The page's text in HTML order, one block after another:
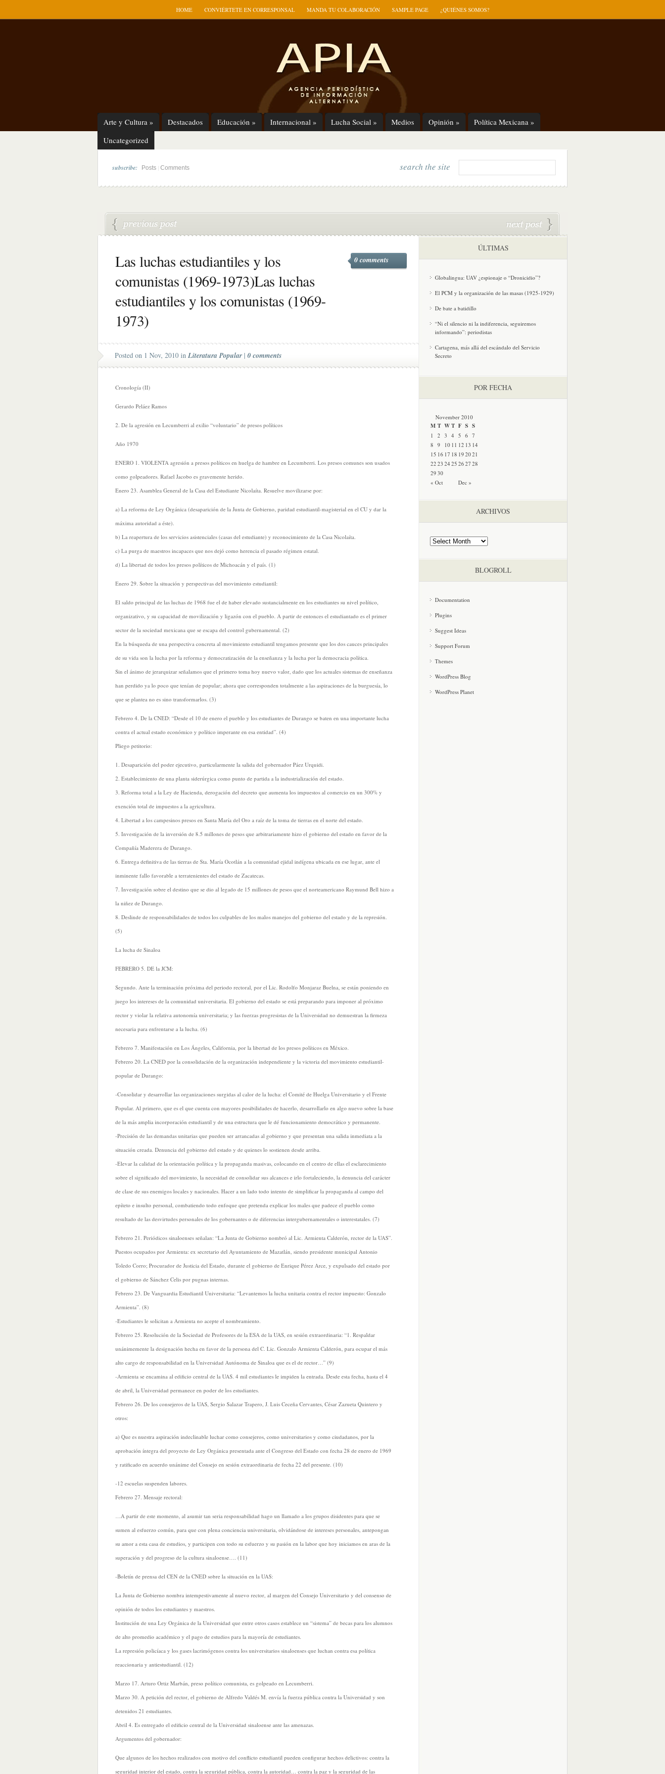
HOME CONVIÉRTETE EN CORRESPONSAL MANDA TU COLABORACIÓN SAMPLE PAGE ¿QUIÉNES SOMOS?
Arte y Cultura » Destacados Educación » Internacional » Lucha Social » Medios Opinión » Política Mexicana »
Uncategorized
subscribe: Posts Comments search the site
Las luchas estudiantiles y los
comunistas (1969-1973)Las luchas
estudiantiles y los comunistas (1969-
1973)
0 comments
Posted on 1 Nov, 2010 in Literatura Popular| 0 comments
Cronología (II)
Gerardo Peláez Ramos
2. De la agresión en Lecumberri al exilio “voluntario” de presos políticos
Año 1970
ENERO 1. VIOLENTA agresión a presos políticos en huelga de hambre en Lecumberri. Los presos comunes son usados
como golpeadores. Rafael Jacobo es gravemente herido.
Enero 23. Asamblea General de la Casa del Estudiante Nicolaíta. Resuelve movilizarse por:
a) La reforma de Ley Orgánica (desaparición de la Junta de Gobierno, paridad estudiantil-magisterial en el CU y dar la
máxima autoridad a éste).
b) La reapertura de los servicios asistenciales (casas del estudiante) y reconocimiento de la Casa Nicolaíta.
c) La purga de maestros incapaces que nos dejó como herencia el pasado régimen estatal.
d) La libertad de todos los presos políticos de Michoacán y el país. (1)
Enero 29. Sobre la situación y perspectivas del movimiento estudiantil:
El saldo principal de las luchas de 1968 fue el de haber elevado sustancialmente en los estudiantes su nivel político,
organizativo, y su capacidad de movilización y ligazón con el pueblo. A partir de entonces el estudiantado es el primer
sector de la sociedad mexicana que se escapa del control gubernamental. (2)
En la búsqueda de una perspectiva concreta al movimiento estudiantil tengamos presente que los dos cauces principales
de su vida son la lucha por la reforma y democratización de la enseñanza y la lucha por la democracia política.
Sin el ánimo de jerarquizar señalamos que el primero toma hoy nuevo valor, dado que los actuales sistemas de enseñanza
han perdido ya lo poco que tenían de popular; ahora que corresponden totalmente a las aspiraciones de la burguesía, lo
que se plantea no es sino transformarlos. (3)
Febrero 4. De la CNED: “Desde el 10 de enero el pueblo y los estudiantes de Durango se baten en una importante lucha
contra el actual estado económico y político imperante en esa entidad”. (4)
Pliego petitorio:
1. Desaparición del poder ejecutivo, particularmente la salida del gobernador Páez Urquidi.
2. Establecimiento de una planta siderúrgica como punto de partida a la industrialización del estado.
3. Reforma total a la Ley de Hacienda, derogación del decreto que aumenta los impuestos al comercio en un 300% y
exención total de impuestos a la agricultura.
4. Libertad a los campesinos presos en Santa María del Oro a raíz de la toma de tierras en el norte del estado.
5. Investigación de la inversión de 8.5 millones de pesos que arbitrariamente hizo el gobierno del estado en favor de la
Compañía Maderera de Durango.
6. Entrega definitiva de las tierras de Sta. María Ocotlán a la comunidad ejidal indígena ubicada en ese lugar, ante el
inminente fallo favorable a terratenientes del estado de Zacatecas.
7. Investigación sobre el destino que se dio al legado de 15 millones de pesos que el norteamericano Raymund Bell hizo a
la niñez de Durango.
8. Deslinde de responsabilidades de todos los culpables de los malos manejos del gobierno del estado y de la represión.
(5)
La lucha de Sinaloa
FEBRERO 5. DE la JCM:
Segundo. Ante la terminación próxima del periodo rectoral, por el Lic. Rodolfo Monjaraz Buelna, se están poniendo en
juego los intereses de la comunidad universitaria. El gobierno del estado se está preparando para imponer al próximo
rector y violar la relativa autonomía universitaria; y las fuerzas progresistas de la Universidad no demuestran la firmeza
necesaria para enfrentarse a la lucha. (6)
Febrero 7. Manifestación en Los Ángeles, California, por la libertad de los presos políticos en México.
Febrero 20. La CNED por la consolidación de la organización independiente y la victoria del movimiento estudiantil-
popular de Durango:
-Consolidar y desarrollar las organizaciones surgidas al calor de la lucha: el Comité de Huelga Universitario y el Frente
Popular. Al primero, que es el que cuenta con mayores posibilidades de hacerlo, desarrollarlo en algo nuevo sobre la base
de la más amplia incorporación estudiantil y de una estructura que le dé funcionamiento democrático y permanente.
-Precisión de las demandas unitarias que pueden ser arrancadas al gobierno y que presentan una salida inmediata a la
situación creada. Denuncia del gobierno del estado y de quienes lo sostienen desde arriba.
-Elevar la calidad de la orientación política y la propaganda masivas, colocando en el centro de ellas el esclarecimiento
sobre el significado del movimiento, la necesidad de consolidar sus alcances e irlo fortaleciendo, la denuncia del carácter
de clase de sus enemigos locales y nacionales. Hacer a un lado todo intento de simplificar la propaganda al campo del
epíteto e insulto personal, combatiendo todo enfoque que pretenda explicar los males que padece el pueblo como
resultado de las desvirtudes personales de los gobernantes o de diferencias intergubernamentales o interestatales. (7)
Febrero 21. Periódicos sinaloenses señalan: “La Junta de Gobierno nombró al Lic. Armienta Calderón, rector de la UAS”.
Puestos ocupados por Armienta: ex secretario del Ayuntamiento de Mazatlán, siendo presidente municipal Antonio
Toledo Corro; Procurador de Justicia del Estado, durante el gobierno de Enrique Pérez Arce, y expulsado del estado por
el gobierno de Sánchez Celis por pugnas internas.
Febrero 23. De Vanguardia Estudiantil Universitaria: “Levantemos la lucha unitaria contra el rector impuesto: Gonzalo
Armienta”. (8)
-Estudiantes le solicitan a Armienta no acepte el nombramiento.
Febrero 25. Resolución de la Sociedad de Profesores de la ESA de la UAS, en sesión extraordinaria: “1. Respaldar
unánimemente la designación hecha en favor de la persona del C. Lic. Gonzalo Armienta Calderón, para ocupar el más
alto cargo de responsabilidad en la Universidad Autónoma de Sinaloa que es el de rector…” (9)
-Armienta se encamina al edificio central de la UAS. 4 mil estudiantes le impiden la entrada. Desde esta fecha, hasta el 4
de abril, la Universidad permanece en poder de los estudiantes.
Febrero 26. De los consejeros de la UAS, Sergio Salazar Trapero, J. Luis Ceceña Cervantes, César Zazueta Quintero y
otros:
a) Que es nuestra aspiración indeclinable luchar como consejeros, como universitarios y como ciudadanos, por la
aprobación íntegra del proyecto de Ley Orgánica presentada ante el Congreso del Estado con fecha 28 de enero de 1969
y ratificado en acuerdo unánime del Consejo en sesión extraordinaria de fecha 22 del presente. (10)
-12 escuelas suspenden labores.
Febrero 27. Mensaje rectoral:
…A partir de este momento, al asumir tan seria responsabilidad hago un llamado a los grupos disidentes para que se
sumen al esfuerzo común, para que con plena conciencia universitaria, olvidándose de intereses personales, antepongan
su amor a esta casa de estudios, y participen con todo su esfuerzo y su pasión en la labor que hoy iniciamos en aras de la
superación y del progreso de la cultura sinaloense…. (11)
-Boletín de prensa del CEN de la CNED sobre la situación en la UAS:
La Junta de Gobierno nombra intempestivamente al nuevo rector, al margen del Consejo Universitario y del consenso de
opinión de todos los estudiantes y maestros.
Institución de una Ley Orgánica de la Universidad que entre otros casos establece un “sistema” de becas para los alumnos
de alto promedio académico y el pago de estudios para la mayoría de estudiantes.
La represión policíaca y los gases lacrimógenos contra los universitarios sinaloenses que luchan contra esa política
reaccionaria y antiestudiantil. (12)
Marzo 17. Arturo Ortiz Marbán, preso político comunista, es golpeado en Lecumberri.
Marzo 30. A petición del rector, el gobierno de Alfredo Valdés M. envía la fuerza pública contra la Universidad y son
detenidos 21 estudiantes.
Abril 4. Es entregado el edificio central de la Universidad sinaloense ante las amenazas.
Argumentos del gobernador:
Que algunos de los hechos realizados con motivo del conflicto estudiantil pueden configurar hechos delictivos: contra la
seguridad interior del estado, contra la seguridad pública, contra la autoridad… contra la paz y la seguridad de las
ÚLTIMAS
Globalingua: UAV ¿espionaje o “Dronicidio”?
El PCM y la organización de las masas (1925-1929)
De bate a batidillo
“Ni el silencio ni la indiferencia, seguiremos
informando”: periodistas
Cartagena, más allá del escándalo del Servicio
Secreto
POR FECHA
November 2010
M T WT F S S
« Oct Dec »
1 2 3 4 5 6 7
8 9 10 11 12 13 14
15 16 17 18 19 2021
22 23 2425 26 27 28
29 30
ARCHIVOS
BLOGROLL
Documentation
Plugins
Suggest Ideas
Support Forum
Themes
WordPress Blog
WordPress Planet